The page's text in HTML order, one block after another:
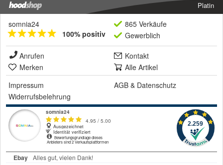
Platin
somnia24
100% positiv
865 Verkäufe
Gewerblich
Anrufen
Kontakt
Merken
Alle Artikel
Impressum
AGB & Datenschutz
Widerrufsbelehrung